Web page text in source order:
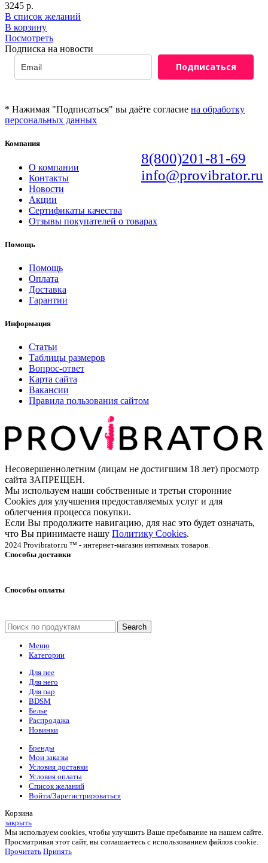
3245 р.
В список желаний
В корзину
Посмотреть
Подписка на новости
Подписаться
* Нажимая "Подписаться" вы даёте согласие на обработку
персональных данных
8(800)201-81-69
info@provibrator.ru
Компания
О компании
Контакты
Новости
Акции
Сертификаты качества
Отзывы покупателей о товарах
Помощь
Помощь
Оплата
Доставка
Гарантии
Информация
Статьи
Таблицы размеров
Вопрос-ответ
Карта сайта
Вакансии
Правила пользования сайтом
Несовершеннолетним (лицам не достигшим 18 лет) просмотр
сайта ЗАПРЕЩЕН.
Мы используем наши собственные и третьи сторонние
Cookies для улучшения предоставляемых услуг и для
облегчения процесса покупки.
Если Вы продолжите навигацию, для нас это будет означать,
что Вы принимаете нашу Политику Cookies.
2024 Provibrator.ru ™ - интернет-магазин интимных товаров.
Способы доставки
Способы оплаты
Search
Меню
Категории
Для нее
Для него
Для пар
BDSM
Белье
Распродажа
Новинки
Бренды
Мои заказы
Условия доставки
Условия оплаты
Список желаний
Войти/Зарегистрироваться
Корзина
закрыть
Мы используем cookies, чтобы улучшить Ваше пребывание на нашем сайте.
Просматривая этот сайт, вы соглашаетесь с использованием файлов cookie.
Прочитать Принять